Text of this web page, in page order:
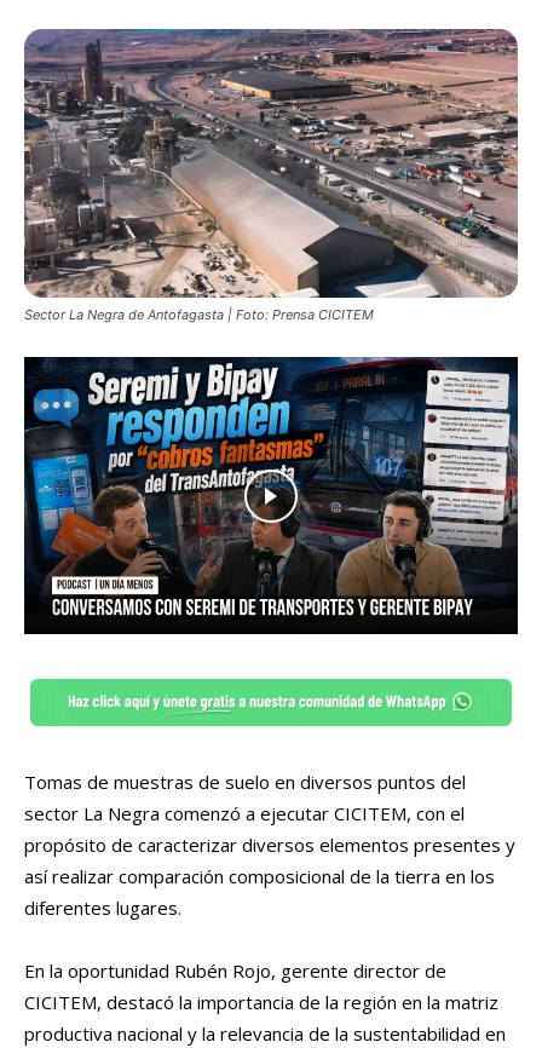
Sector La Negra de Antofagasta | Foto: Prensa CICITEM
Tomas de muestras de suelo en diversos puntos del
sector La Negra comenzó a ejecutar CICITEM, con el
propósito de caracterizar diversos elementos presentes y
así realizar comparación composicional de la tierra en los
diferentes lugares.
En la oportunidad Rubén Rojo, gerente director de
CICITEM, destacó la importancia de la región en la matriz
productiva nacional y la relevancia de la sustentabilidad en